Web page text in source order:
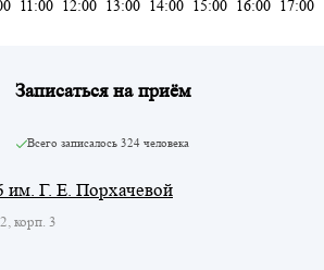
11:00 12:00 13:00 14:00 15:00 16:00 17:00
Записаться на приём
Всего записалось 324 человека
Г. Е. Порхачевой
корп. 3